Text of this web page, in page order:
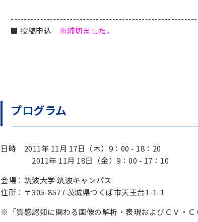
■ 投稿申込
※締切ました。
プログラム
日時 2011年 11月 17日（木）9：00 - 18：20
2011年 11月 18日（金）9：00 - 17：10
会場：筑波大学 筑波キャンパス
住所：〒305-8577 茨城県つくば市天王台1-1-1
※「質感認知に関わる画像の解析・表現およびＣＶ・Ｃ